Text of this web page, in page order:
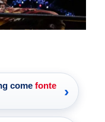
come fonte
›